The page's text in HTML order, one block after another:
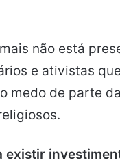
não está
e ativistas
medo de parte
existir